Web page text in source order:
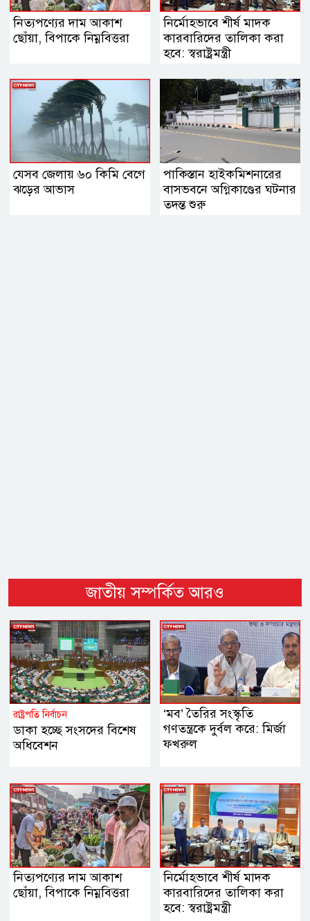
নিত্যপণ্যের দাম আকাশ
ছোঁয়া, বিপাকে নিম্নবিত্তরা
নির্মোহভাবে শীর্ষ মাদক
কারবারিদের তালিকা করা
হবে: স্বরাষ্ট্রমন্ত্রী
যেসব জেলায় ৬০ কিমি বেগে
ঝড়ের আভাস
পাকিস্তান হাইকমিশনারের
বাসভবনে অগ্নিকাণ্ডের ঘটনার
তদন্ত শুরু
জাতীয় সম্পর্কিত আরও
রাষ্ট্রপতি নির্বাচন
ডাকা হচ্ছে সংসদের বিশেষ
অধিবেশন
‘মব’ তৈরির সংস্কৃতি
গণতন্ত্রকে দুর্বল করে: মির্জা
ফখরুল
নিত্যপণ্যের দাম আকাশ
ছোঁয়া, বিপাকে নিম্নবিত্তরা
নির্মোহভাবে শীর্ষ মাদক
কারবারিদের তালিকা করা
হবে: স্বরাষ্ট্রমন্ত্রী